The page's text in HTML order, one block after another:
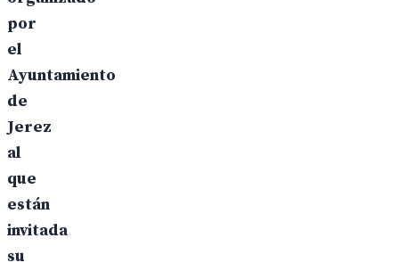
por
el
Ayuntamiento
de
Jerez
al
que
están
invitada
su